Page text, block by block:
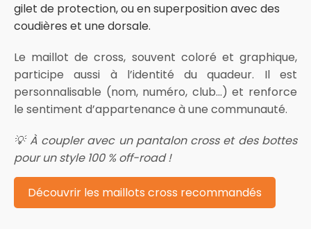
gilet de protection, ou en superposition avec des
coudières et une dorsale.
Le maillot de cross, souvent coloré et graphique,
participe aussi à l’identité du quadeur. Il est
personnalisable (nom, numéro, club…) et renforce
le sentiment d’appartenance à une communauté.
💡 À coupler avec un pantalon cross et des bottes
pour un style 100 % off-road !
Découvrir les maillots cross recommandés